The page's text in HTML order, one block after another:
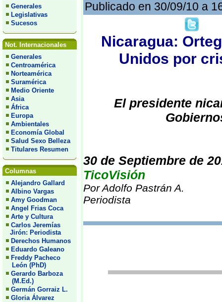
Generales
Legislativas
Sucesos
Not. Internacionales
Generales
Centroamérica
Norteamérica
Suramérica
Medio Oriente
Asia
África
Europa
Ambientales
Economía Global
Salud Sexo Belleza
Titulares Resumen
Columnas
Alejandro Gallard
Albino Vargas
Amy Goodman
Angel Frias Coca
Arte y Cultura
Carlos Jeremías
Jirón: Periodista
Derechos Humanos
Eduardo Galeano
Freddy Pacheco
León (PhD)
Gerardo Barboza
(M.Ed.)
Germán Gorraiz L.
Gloria Álvarez
Publicado en 30/09/10 a
Nicaragua:
Unidos por
El presidente
30 de Septiembre de
TicoVisión
Por Adolfo Pastrán A.
Periodista